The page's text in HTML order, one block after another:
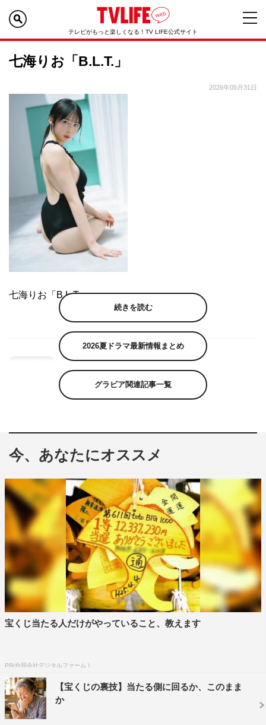
テレビがもっと楽しくなる！TV LIFE公式サイト
七海りお「B.L.T.」
2026年05月31日
七海りお「B.L.T.」
続きを読む
2026夏ドラマ最新情報まとめ
グラビア関連記事一覧
今、あなたにオススメ
宝くじ当たる人だけがやっていること、教えます
PR(合同会社デジタルファーム )
【宝くじの裏技】当たる側に回るか、このまま
か